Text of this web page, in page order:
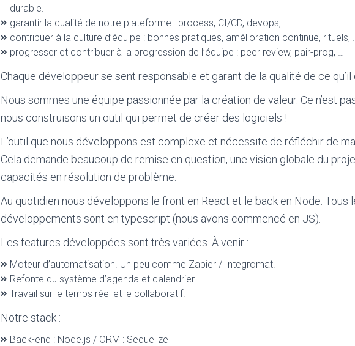
durable.
garantir la qualité de notre plateforme : process, CI/CD, devops, …
contribuer à la culture d’équipe : bonnes pratiques, amélioration continue, rituels,
progresser et contribuer à la progression de l’équipe : peer review, pair-prog, …
Chaque développeur se sent responsable et garant de la qualité de ce qu’il
Nous sommes une équipe passionnée par la création de valeur. Ce n’est
nous construisons un outil qui permet de créer des logiciels !
L’outil que nous développons est complexe et nécessite de réfléchir de
Cela demande beaucoup de remise en question, une vision globale du
capacités en résolution de problème.
Au quotidien nous développons le front en React et le back en Node. Tous
développements sont en typescript (nous avons commencé en JS).
Les features développées sont très variées. À venir :
Moteur d’automatisation. Un peu comme Zapier / Integromat.
Refonte du système d’agenda et calendrier.
Travail sur le temps réel et le collaboratif.
Notre stack :
Back-end : Node.js / ORM : Sequelize